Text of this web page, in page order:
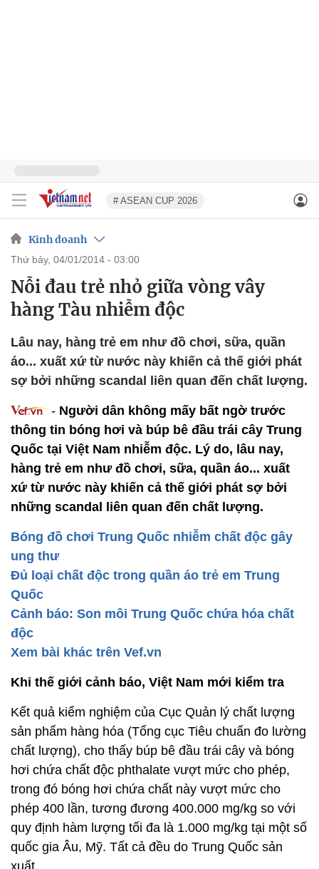
# ASEAN CUP 2026
Kinh doanh
thứ bảy, 04/01/2014 - 03:00
Nỗi đau trẻ nhỏ giữa vòng vây
hàng Tàu nhiễm độc
Lâu nay, hàng trẻ em như đồ chơi, sữa, quần
áo... xuất xứ từ nước này khiến cả thế giới phát
sợ bởi những scandal liên quan đến chất lượng.
- Người dân không mấy bất ngờ trước
thông tin bóng hơi và búp bê đầu trái cây Trung
Quốc tại Việt Nam nhiễm độc. Lý do, lâu nay,
hàng trẻ em như đồ chơi, sữa, quần áo... xuất
xứ từ nước này khiến cả thế giới phát sợ bởi
những scandal liên quan đến chất lượng.
Bóng đồ chơi Trung Quốc nhiễm chất độc gây
ung thư
Đủ loại chất độc trong quần áo trẻ em Trung
Quốc
Cảnh báo: Son môi Trung Quốc chứa hóa chất
độc
Xem bài khác trên Vef.vn
Khi thế giới cảnh báo, Việt Nam mới kiểm tra
Kết quả kiểm nghiệm của Cục Quản lý chất lượng
sản phẩm hàng hóa (Tổng cục Tiêu chuẩn đo lường
chất lượng), cho thấy búp bê đầu trái cây và bóng
hơi chứa chất độc phthalate vượt mức cho phép,
trong đó bóng hơi chứa chất này vượt mức cho
phép 400 lần, tương đương 400.000 mg/kg so với
quy định hàm lượng tối đa là 1.000 mg/kg tại một số
quốc gia Âu, Mỹ. Tất cả đều do Trung Quốc sản
xuất.